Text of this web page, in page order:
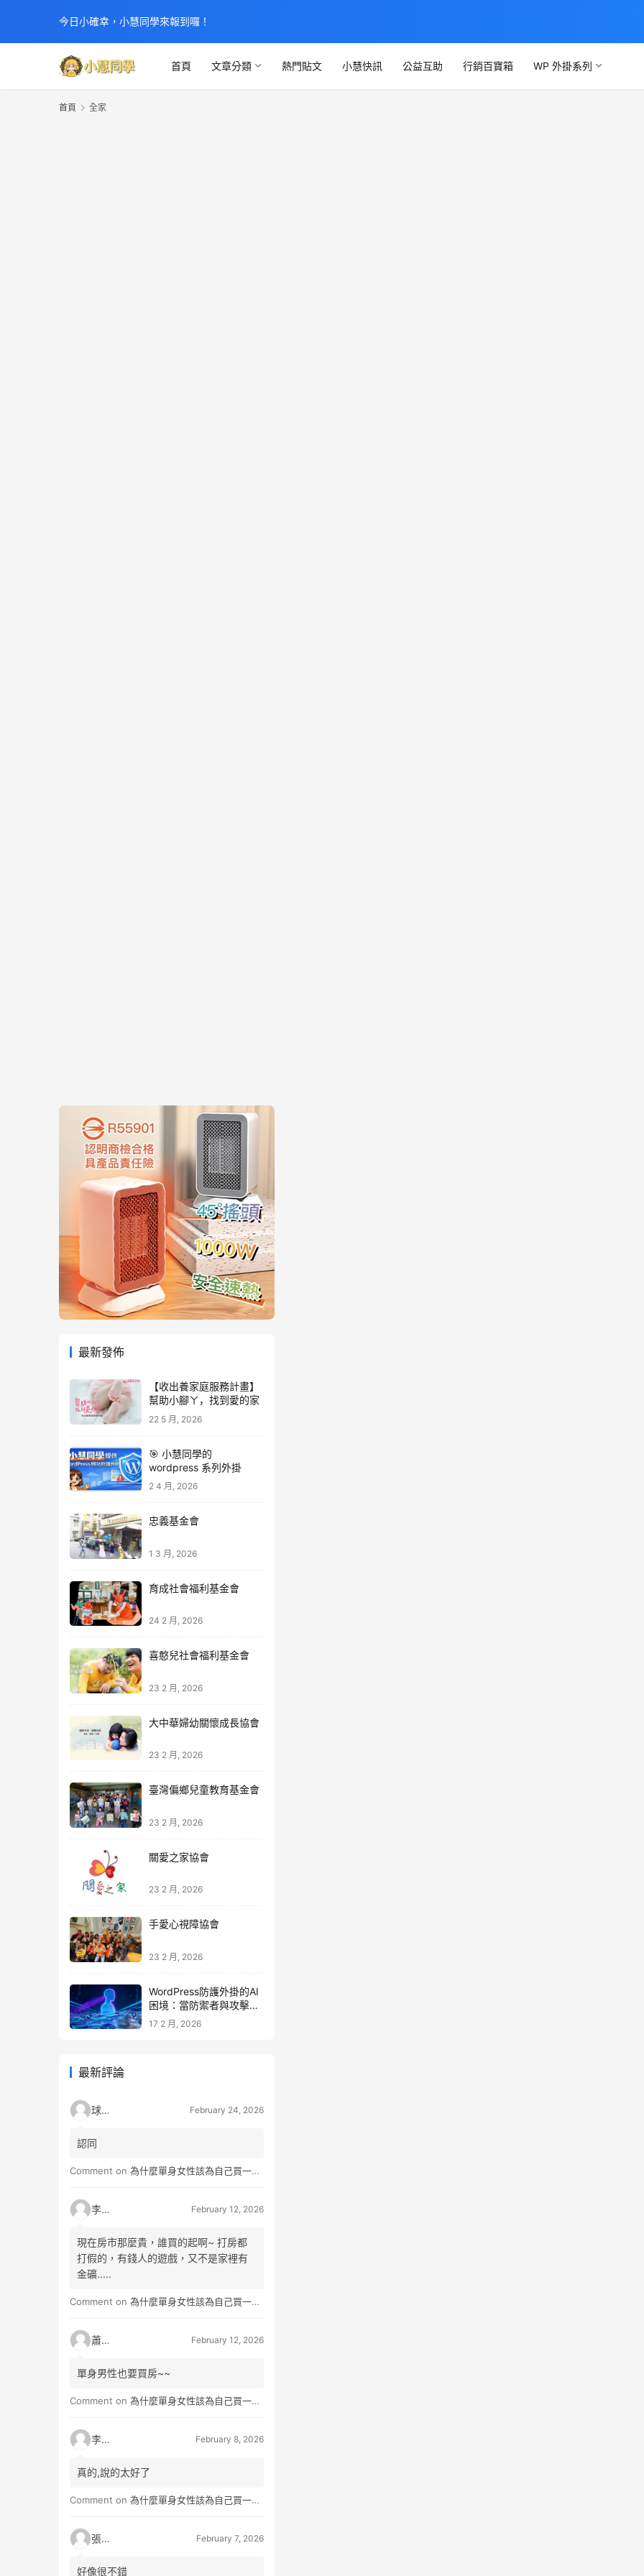
今日小確幸，小慧同學來報到囉！
首頁 文章分類 熱門貼文 小慧快訊 公益互助 行銷百寶箱 WP 外掛系列
首頁 全家
最新發佈
【收出養家庭服務計畫】
幫助小腳ㄚ，找到愛的家
22 5 月, 2026
🎯 小慧同學的
wordpress 系列外掛
2 4 月, 2026
忠義基金會
1 3 月, 2026
育成社會福利基金會
24 2 月, 2026
喜憨兒社會福利基金會
23 2 月, 2026
大中華婦幼關懷成長協會
23 2 月, 2026
臺灣偏鄉兒童教育基金會
23 2 月, 2026
關愛之家協會
23 2 月, 2026
手愛心視障協會
23 2 月, 2026
WordPress防護外掛的AI
困境：當防禦者與攻擊者
同時升級
17 2 月, 2026
最新評論
球球 February 24, 2026
認同
Comment on 為什麼單身女性該為自己買一間房？不只為了棲身，更是為人生買一份「選擇權」
李小松 February 12, 2026
現在房市那麼貴，誰買的起啊~ 打房都
打假的，有錢人的遊戲，又不是家裡有
金礦.....
Comment on 為什麼單身女性該為自己買一間房？不只為了棲身，更是為人生買一份「選擇權」
蕭雨 February 12, 2026
單身男性也要買房~~
Comment on 為什麼單身女性該為自己買一間房？不只為了棲身，更是為人生買一份「選擇權」
李小真 February 8, 2026
真的,說的太好了
Comment on 為什麼單身女性該為自己買一間房？不只為了棲身，更是為人生買一份「選擇權」
張小玉 February 7, 2026
好像很不錯